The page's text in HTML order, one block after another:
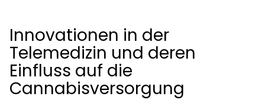
Innovationen in der
Telemedizin und deren
Einfluss auf die
Cannabisversorgung